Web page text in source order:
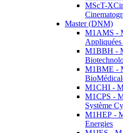
MScT-
Master (DNM)
M1AMS -
Appliquées
M1BBH -
M1BME -
M1CHI -
M1CPS -
Système
M1HEP -
Energies